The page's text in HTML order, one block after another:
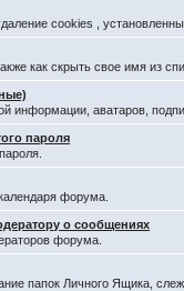
cookies ,
как скрыть свое имя из
информации, аватаров,
пароля
форума.
о сообщениях
форума.
папок Личного Ящика,